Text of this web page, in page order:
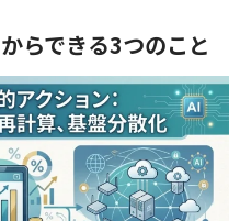
らできる3つのこと